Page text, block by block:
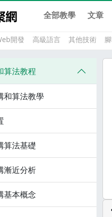
全部教學 文章
開發 高級語言 其他技術
算法教程
和算法教學
算法基礎
漸近分析
基本概念